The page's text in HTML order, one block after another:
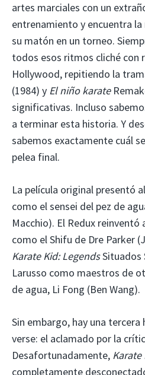
artes marciales con un
entrenamiento y encuentra
su matón en un torneo.
todos esos ritmos cliché con
Hollywood, repitiendo la
(1984) y El niño karate
significativas. Incluso
a terminar esta historia. Y
sabemos exactamente cuál
pelea final.
La película original presentó
como el sensei del pez de
Macchio). El Redux reinventó
como el Shifu de Dre Parker
Karate Kid: LegendsSituados
Larusso como maestros de
de agua, Li Fong (Ben Wang).
Sin embargo, hay una
verse: el aclamado por la
Desafortunadamente, Karate
completamente